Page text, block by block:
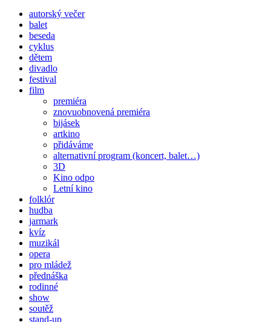
autorský večer
balet
beseda
cyklus
dětem
divadlo
festival
film
premiéra
znovuobnovená premiéra
bijásek
artkino
přidáváme
alternativní program (koncert, balet…)
3D
Kino odpo
Letní kino
folklór
hudba
jarmark
kvíz
muzikál
opera
pro mládež
přednáška
rodinné
show
soutěž
stand-up